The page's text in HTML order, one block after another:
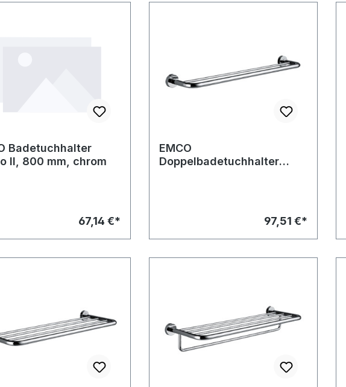
Badetuchhalter
II, 800 mm, chrom
67,14 €*
EMCO
Doppelbadetuchhalter
97,51 €*